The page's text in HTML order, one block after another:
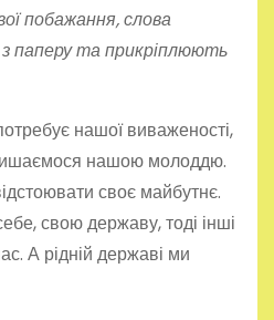
побажання, слова
паперу та прикріплюють
нашої виваженості,
нашою молоддю.
своє майбутнє.
свою державу, тоді інші
А рідній державі ми